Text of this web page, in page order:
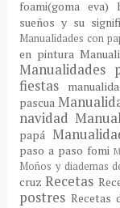
foami(goma eva)
sueños y su
Manualidades con
en pintura
Manualidades
fiestas
pascua
navidad
papá
paso a paso fomi
Moños y diademas
cruzRecetas
postres Recetas